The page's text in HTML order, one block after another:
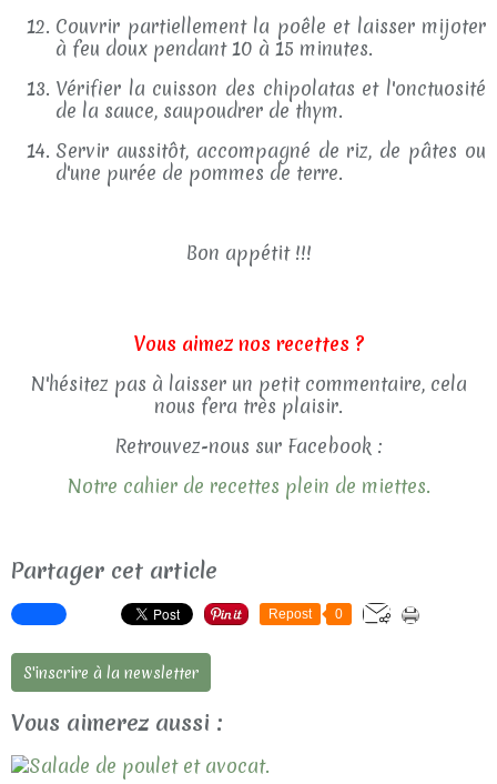
Couvrir partiellement la poêle et laisser mijoter
à feu doux pendant 10 à 15 minutes.
Vérifier la cuisson des chipolatas et l'onctuosité
de la sauce, saupoudrer de thym.
Servir aussitôt, accompagné de riz, de pâtes ou
d'une purée de pommes de terre.
Bon appétit !!!
Vous aimez nos recettes ?
N'hésitez pas à laisser un petit commentaire, cela
nous fera très plaisir.
Retrouvez-nous sur Facebook :
Notre cahier de recettes plein de miettes.
Partager cet article
Repost 0
S'inscrire à la newsletter
Vous aimerez aussi :